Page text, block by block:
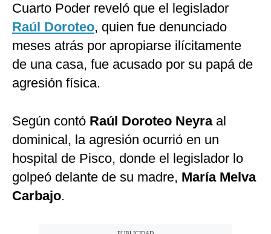
Cuarto Poder reveló que el legislador
Raúl Doroteo, quien fue denunciado
meses atrás por apropiarse ilícitamente
de una casa, fue acusado por su papá de
agresión física.
Según contó Raúl Doroteo Neyraal
dominical, la agresión ocurrió en un
hospital de Pisco, donde el legislador lo
golpeó delante de su madre, María Melva
Carbajo.